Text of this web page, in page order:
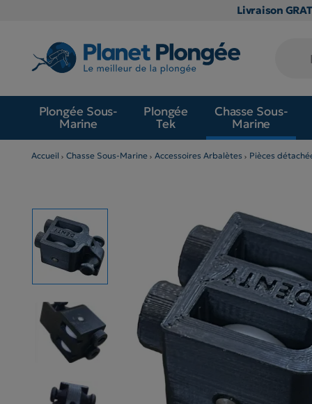
Livraison
Plongée Sous-
Marine
Plongée
Tek
Chasse Sous-
Marine
Accueil Chasse Sous-Marine Accessoires Arbalètes Pièces